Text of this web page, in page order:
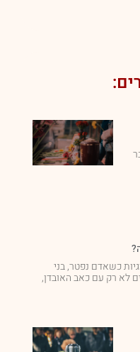
כשאדם נפטר, בני
לא רק עם כאב האובדן,